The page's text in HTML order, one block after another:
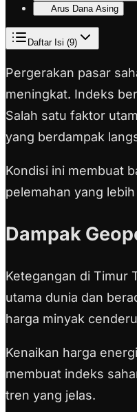
Arus Dana Asing
Daftar Isi (9)
Pergerakan pasar
meningkat. Indeks
Salah satu faktor
yang berdampak
Kondisi ini membuat
pelemahan yang lebih
Dampak
Ketegangan di Timur
utama dunia dan
harga minyak
Kenaikan harga
membuat indeks
tren yang jelas.